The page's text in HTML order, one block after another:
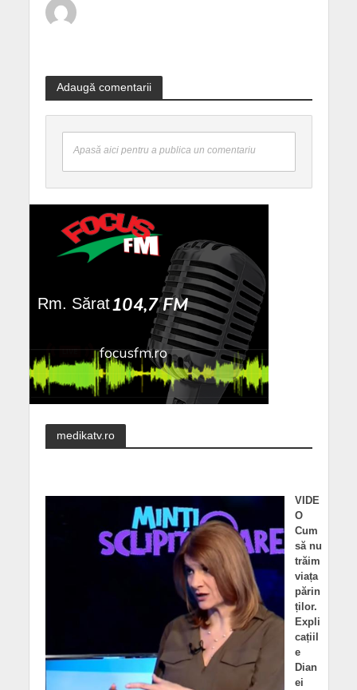
Adaugă comentarii
Apasă aici pentru a publica un comentariu
medikatv.ro
VIDE
O
Cum
să nu
trăim
viața
părin
ților.
Expli
cațiil
e
Dian
ei